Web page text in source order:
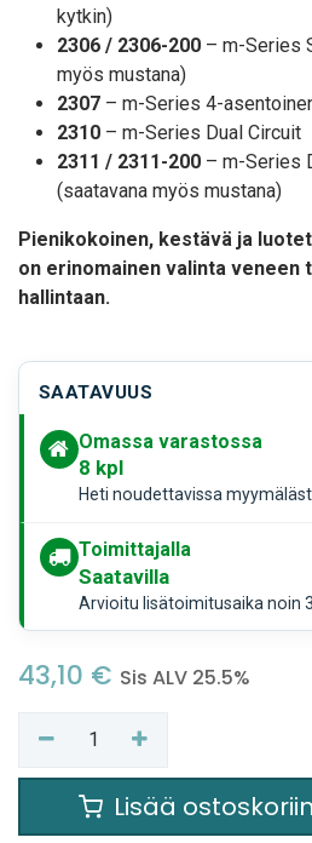
kytkin)
2306 / 2306-200 – m-Series
myös mustana)
2307 – m-Series 4-
2310 – m-Series Dual Circuit
2311 / 2311-200 – m-Series
(saatavana myös mustana)
Pienikokoinen, kestävä ja
on erinomainen valinta veneen
hallintaan.
SAATAVUUS
Omassa varastossa
8 kpl
Heti noudettavissa
Toimittajalla
Saatavilla
Arvioitu lisätoimitusaika noin
43,10 € Sis ALV 25.5%
Lisää ostoskoriin